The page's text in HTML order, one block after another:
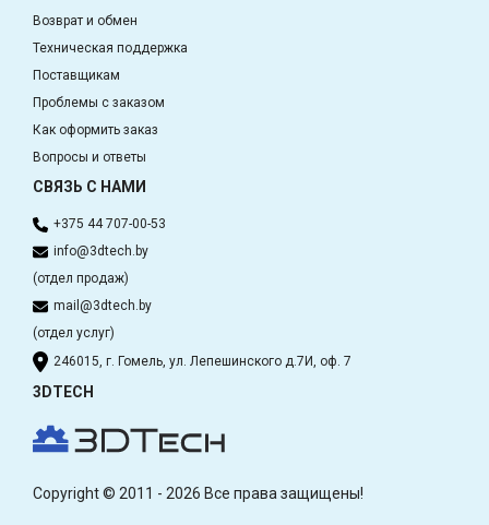
Возврат и обмен
Техническая поддержка
Поставщикам
Проблемы с заказом
Как оформить заказ
Вопросы и ответы
СВЯЗЬ С НАМИ
+375 44 707-00-53
info@3dtech.by
(отдел продаж)
mail@3dtech.by
(отдел услуг)
246015, г. Гомель, ул. Лепешинского д.7И, оф. 7
3DTECH
Copyright © 2011 - 2026 Все права защищены!